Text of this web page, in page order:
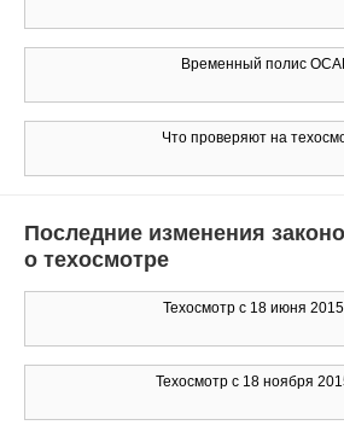
Временный полис
Что проверяют на
Последние изменения
о техосмотре
Техосмотр с 18 июня
Техосмотр с 18 ноября